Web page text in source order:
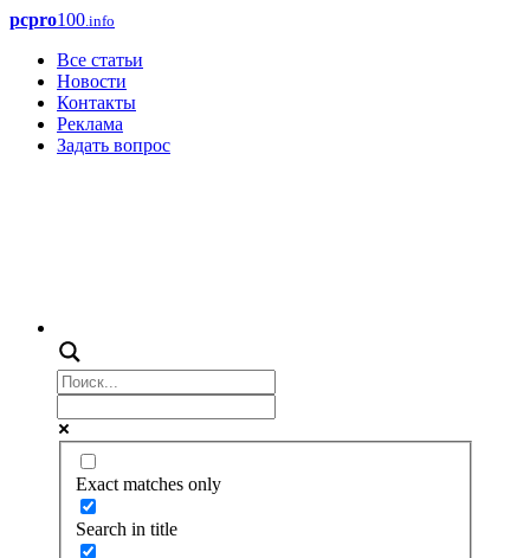
pcpro100.info
Все статьи
Новости
Контакты
Реклама
Задать вопрос
Exact matches only
Search in title